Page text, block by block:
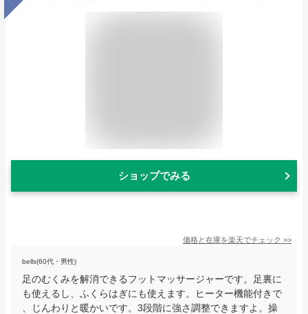
ショップでみる
価格と在庫を楽天でチェック >>
bells(60代・男性)
足のむくみを解消できるフットマッサージャーです。足裏に
も使えるし、ふくらはぎにも使えます。ヒーター機能付きで
、じんわりと暖かいです。3段階に強さ調整できますよ。操